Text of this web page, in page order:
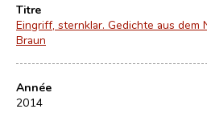
Titre
Eingriff, sternklar. Gedichte aus dem
Braun
Année
2014